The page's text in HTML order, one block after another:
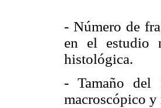
- Número de
en el estudio
histológica.
- Tamaño del
macroscópico